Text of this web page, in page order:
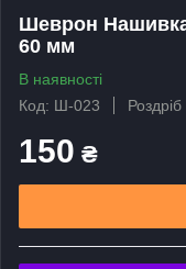
Шеврон Нашивка
60 мм
В наявності
Код: Ш-023
Роздріб
150 ₴